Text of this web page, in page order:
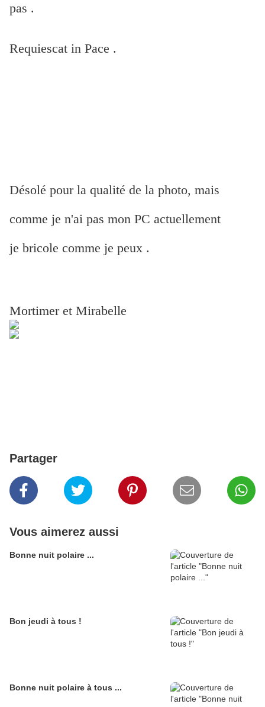
pas .
Requiescat in Pace .
Désolé pour la qualité de la photo, mais
comme je n'ai pas mon PC actuellement
je bricole comme je peux .
Mortimer et Mirabelle
Partager
Vous aimerez aussi
Bonne nuit polaire ...
Bon jeudi à tous !
Bonne nuit polaire à tous ...